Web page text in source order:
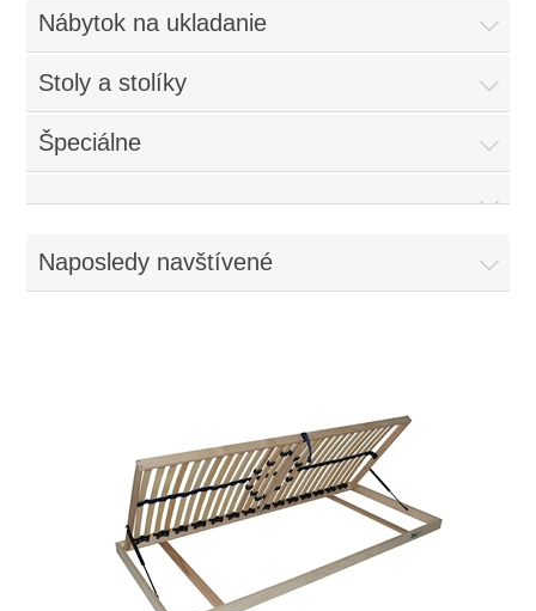
Nábytok na ukladanie
Stoly a stolíky
Špeciálne
Naposledy navštívené